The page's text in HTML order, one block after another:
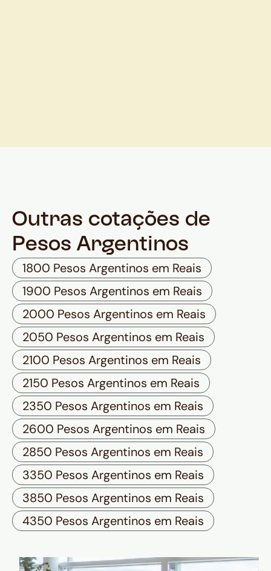
Outras cotações de
Pesos Argentinos
1800 Pesos Argentinos em Reais
1900 Pesos Argentinos em Reais
2000 Pesos Argentinos em Reais
2050 Pesos Argentinos em Reais
2100 Pesos Argentinos em Reais
2150 Pesos Argentinos em Reais
2350 Pesos Argentinos em Reais
2600 Pesos Argentinos em Reais
2850 Pesos Argentinos em Reais
3350 Pesos Argentinos em Reais
3850 Pesos Argentinos em Reais
4350 Pesos Argentinos em Reais